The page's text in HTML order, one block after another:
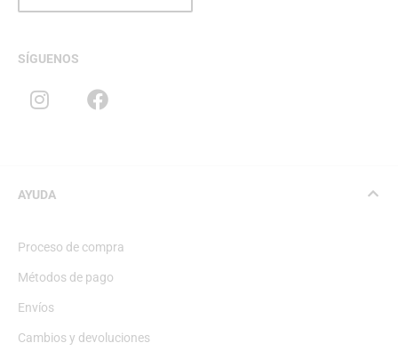
SÍGUENOS
AYUDA
Proceso de compra
Métodos de pago
Envíos
Cambios y devoluciones